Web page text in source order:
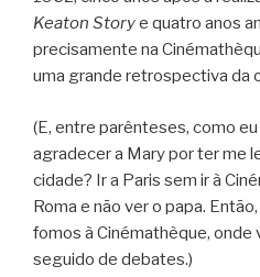
Keaton Storye quatro anos
precisamente na
uma grande retrospectiva da
(E, entre parênteses, como
agradecer a Mary por ter me
cidade? Ir a Paris sem ir à
Roma e não ver o papa.
fomos à Cinémathèque, onde
seguido de debates.)